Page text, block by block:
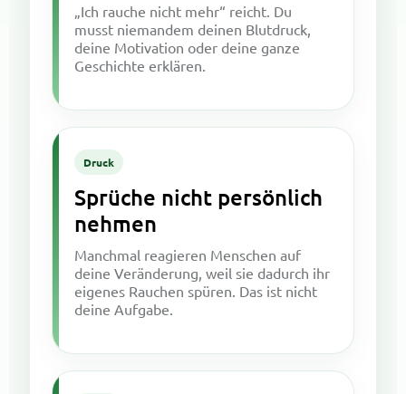
„Ich rauche nicht mehr“ reicht. Du
musst niemandem deinen Blutdruck,
deine Motivation oder deine ganze
Geschichte erklären.
Druck
Sprüche nicht persönlich
nehmen
Manchmal reagieren Menschen auf
deine Veränderung, weil sie dadurch ihr
eigenes Rauchen spüren. Das ist nicht
deine Aufgabe.